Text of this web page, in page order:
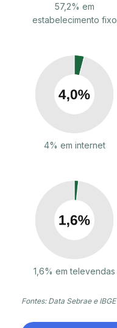
57,2% em
estabelecimento fixo
4% em internet
1,6% em televendas
Fontes: Data Sebrae e IBGE